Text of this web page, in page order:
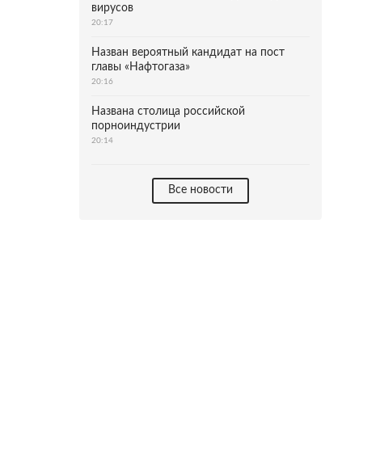
вирусов
20:17
Назван вероятный кандидат на пост
главы «Нафтогаза»
20:16
Названа столица российской
порноиндустрии
20:14
Все новости